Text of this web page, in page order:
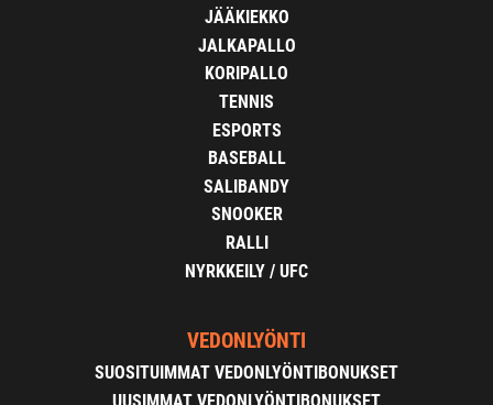
JÄÄKIEKKO
JALKAPALLO
KORIPALLO
TENNIS
ESPORTS
BASEBALL
SALIBANDY
SNOOKER
RALLI
NYRKKEILY / UFC
VEDONLYÖNTI
SUOSITUIMMAT VEDONLYÖNTIBONUKSET